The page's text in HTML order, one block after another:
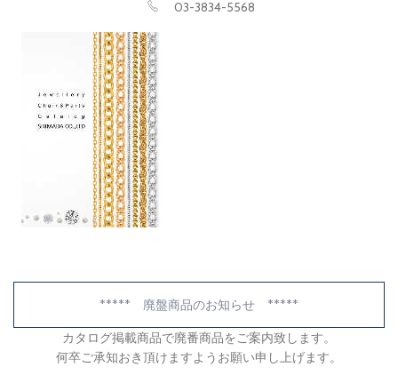
03-3834-5568
***** 廃盤商品のお知らせ *****
カタログ掲載商品で廃番商品をご案内致します。
何卒ご承知おき頂けますようお願い申し上げます。